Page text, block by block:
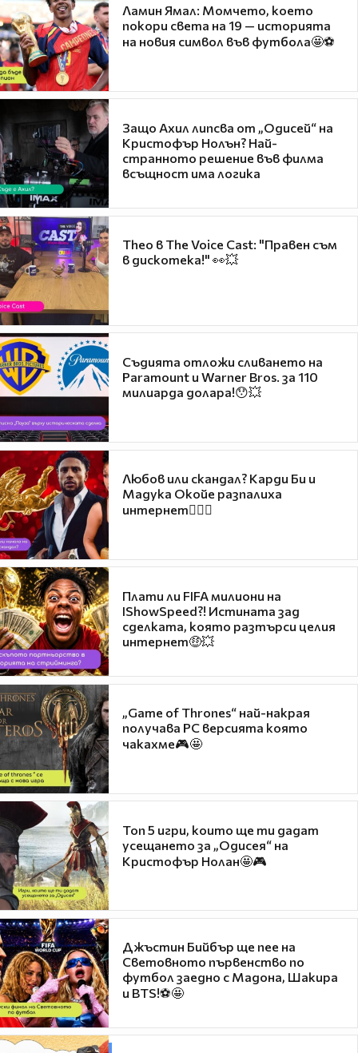
Ламин Ямал: Момчето, което
покори света на 19 — историята
на новия символ във футбола🤩⚽
Защо Ахил липсва от „Одисей“ на
Кристофър Нолън? Най-
странното решение във филма
всъщност има логика
Theo в The Voice Cast: "Правен съм
в дискотека!" 👀💥
Съдията отложи сливането на
Paramount и Warner Bros. за 110
милиарда долара!😯💥
Любов или скандал? Карди Би и
Мадука Окойе разпалиха
интернет❤️‍🔥🔥
Плати ли FIFA милиони на
IShowSpeed?! Истината зад
сделката, която разтърси целия
интернет🤑💥
„Game of Thrones“ най-накрая
получава PC версията която
чакахме🎮🤩
Топ 5 игри, които ще ти дадат
усещането за „Одисея“ на
Кристофър Нолан🤩🎮
Джъстин Бийбър ще пее на
Световното първенство по
футбол заедно с Мадона, Шакира
и BTS!⚽🤩